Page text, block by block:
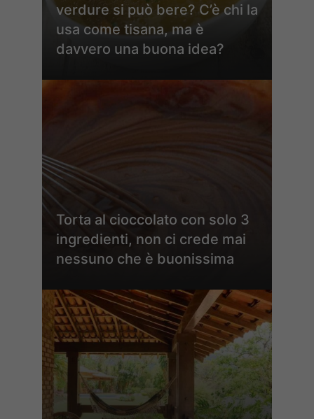
verdure si può bere? C’è chi la
usa come tisana, ma è
davvero una buona idea?
Torta al cioccolato con solo 3
ingredienti, non ci crede mai
nessuno che è buonissima